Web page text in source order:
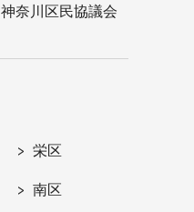
神奈川区民協議会
栄区
南区